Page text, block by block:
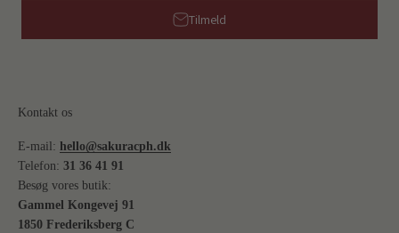
Tilmeld
Kontakt os
E-mail: hello@sakuracph.dk
Telefon: 31 36 41 91
Besøg vores butik:
Gammel Kongevej 91
1850 Frederiksberg C